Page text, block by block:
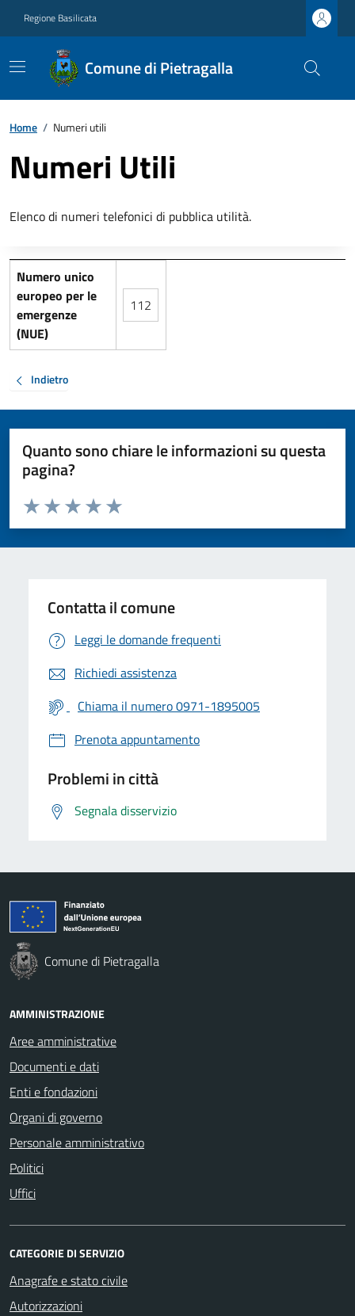
Regione Basilicata
Comune di Pietragalla
Home / Numeri utili
Numeri Utili
Elenco di numeri telefonici di pubblica utilità.
Numero unico
europeo per le
emergenze
(NUE)
112
Indietro
Quanto sono chiare le informazioni su questa
pagina?
Valuta da 1 a 5 stelle la pagina
Valuta 5 stelle su 5
Valuta 4 stelle su 5
Valuta 3 stelle su 5
Valuta 2 stelle su 5
Valuta 1 stelle su 5
Contatta il comune
Leggi le domande frequenti
Richiedi assistenza
Chiama il numero 0971-1895005
Prenota appuntamento
Problemi in città
Segnala disservizio
Comune di Pietragalla
AMMINISTRAZIONE
Aree amministrative
Documenti e dati
Enti e fondazioni
Organi di governo
Personale amministrativo
Politici
Uffici
CATEGORIE DI SERVIZIO
Anagrafe e stato civile
Autorizzazioni